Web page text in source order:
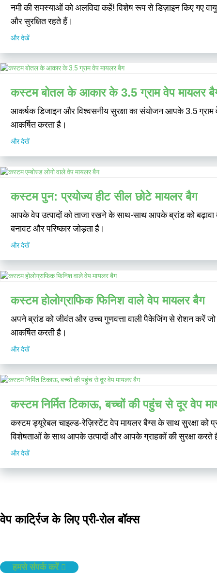
नमी की समस्याओं को अलविदा कहें! विशेष रूप से डिज़ाइन किए गए
और सुरक्षित रहते हैं।
और देखें
कस्टम बोतल के आकार के 3.5 ग्राम वेप मायलर
आकर्षक डिजाइन और विश्वसनीय सुरक्षा का संयोजन आपके 3.5 ग्राम
आकर्षित करता है।
और देखें
कस्टम पुन: प्रयोज्य हीट सील छोटे मायलर बैग
आपके वेप उत्पादों को ताजा रखने के साथ-साथ आपके ब्रांड को बढ़ावा
बनावट और परिष्कार जोड़ता है।
और देखें
कस्टम होलोग्राफिक फिनिश वाले वेप मायलर बैग
अपने ब्रांड को जीवंत और उच्च गुणवत्ता वाली पैकेजिंग से रोशन करें
आकर्षित करती है।
और देखें
कस्टम निर्मित टिकाऊ, बच्चों की पहुंच से दूर वेप
कस्टम ड्यूरेबल चाइल्ड-रेज़िस्टेंट वेप मायलर बैग्स के साथ सुरक्षा को
विशेषताओं के साथ आपके उत्पादों और आपके ग्राहकों की सुरक्षा करते
और देखें
वेप कार्ट्रिज के लिए प्री-रोल बॉक्स
हमसे संपर्क करें